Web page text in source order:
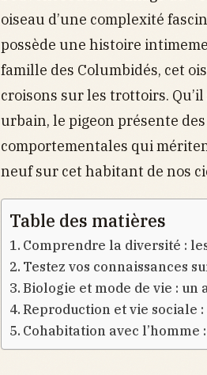
oiseau d’une complexité
possède une histoire
famille des Columbidés, cet
croisons sur les trottoirs.
urbain, le pigeon présente
comportementales qui
neuf sur cet habitant de nos
Table des matières
Comprendre la diversité :
Testez vos connaissances
Biologie et mode de vie : un
Reproduction et vie sociale
Cohabitation avec